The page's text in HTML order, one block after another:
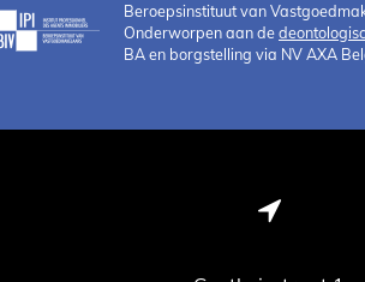
Beroepsinstituut van
Onderworpen aan de
BA en borgstelling via NV AXA